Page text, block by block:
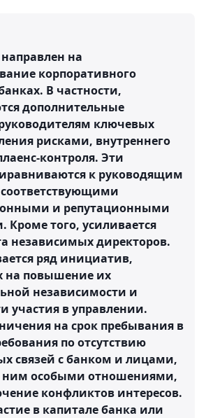
на
корпоративного
В частности,
дополнительные
ключевых
рисками, внутреннего
контроля. Эти
к руководящим
и репутационными
Кроме того, усиливается
независимых директоров.
ряд инициатив,
на повышение их
независимости и
участия в управлении.
на срок пребывания в
по отсутствию
связей с банком и лицами,
ним особыми отношениями,
конфликтов интересов.
в капитале банка или